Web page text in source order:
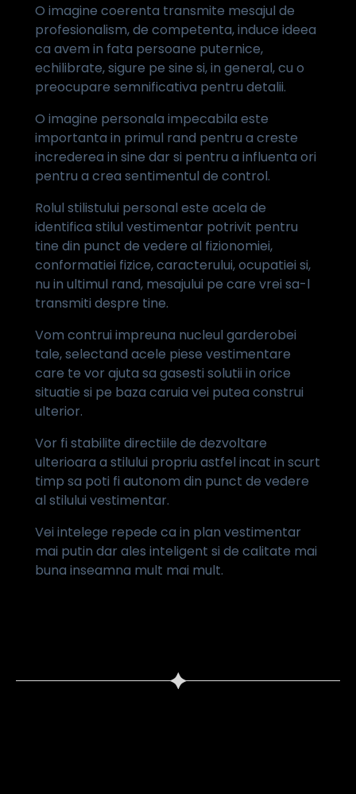
O imagine coerenta transmite mesajul de
profesionalism, de competenta, induce ideea
ca avem in fata persoane puternice,
echilibrate, sigure pe sine si, in general, cu o
preocupare semnificativa pentru detalii.
O imagine personala impecabila este
importanta in primul rand pentru a creste
increderea in sine dar si pentru a influenta ori
pentru a crea sentimentul de control.
Rolul stilistului personal este acela de
identifica stilul vestimentar potrivit pentru
tine din punct de vedere al fizionomiei,
conformatiei fizice, caracterului, ocupatiei si,
nu in ultimul rand, mesajului pe care vrei sa-l
transmiti despre tine.
Vom contrui impreuna nucleul garderobei
tale, selectand acele piese vestimentare
care te vor ajuta sa gasesti solutii in orice
situatie si pe baza caruia vei putea construi
ulterior.
Vor fi stabilite directiile de dezvoltare
ulterioara a stilului propriu astfel incat in scurt
timp sa poti fi autonom din punct de vedere
al stilului vestimentar.
Vei intelege repede ca in plan vestimentar
mai putin dar ales inteligent si de calitate mai
buna inseamna mult mai mult.